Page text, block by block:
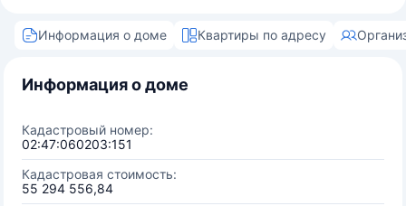
Информация о доме Квартиры по адресу
Информация о доме
Кадастровый номер:
02:47:060203:151
Кадастровая стоимость:
55 294 556,84